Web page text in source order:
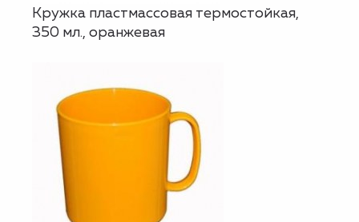
Кружка пластмассовая термостойкая,
350 мл., оранжевая